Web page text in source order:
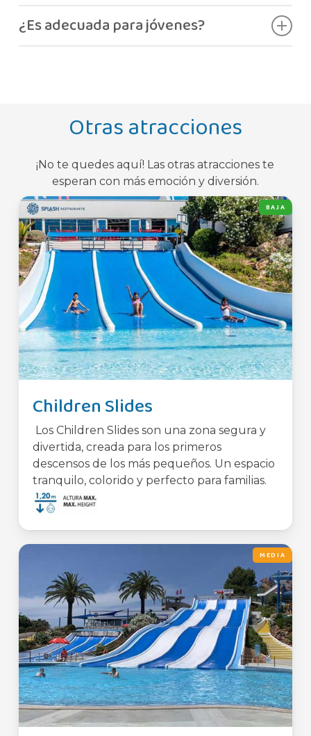
¿Es adecuada para jóvenes?
Otras atracciones
¡No te quedes aquí! Las otras atracciones te
esperan con más emoción y diversión.
BAJA
Children Slides
Los Children Slides son una zona segura y
divertida, creada para los primeros
descensos de los más pequeños. Un espacio
tranquilo, colorido y perfecto para familias.
MEDIA